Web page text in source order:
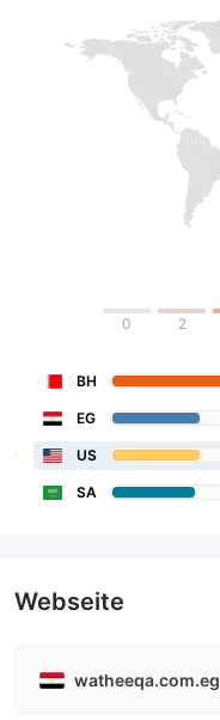
0 2
BH
EG
US
SA
Webseite
watheeqa.com.eg